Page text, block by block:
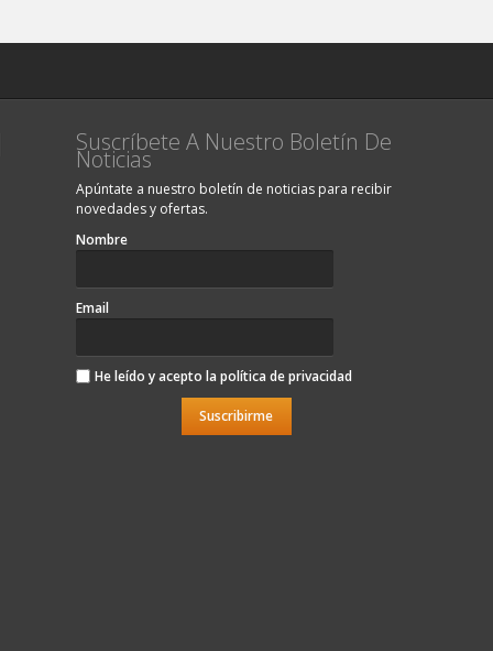
Suscríbete A Nuestro Boletín De
Noticias
Apúntate a nuestro boletín de noticias para recibir
novedades y ofertas.
Nombre
Email
He leído y acepto la política de privacidad
Suscribirme